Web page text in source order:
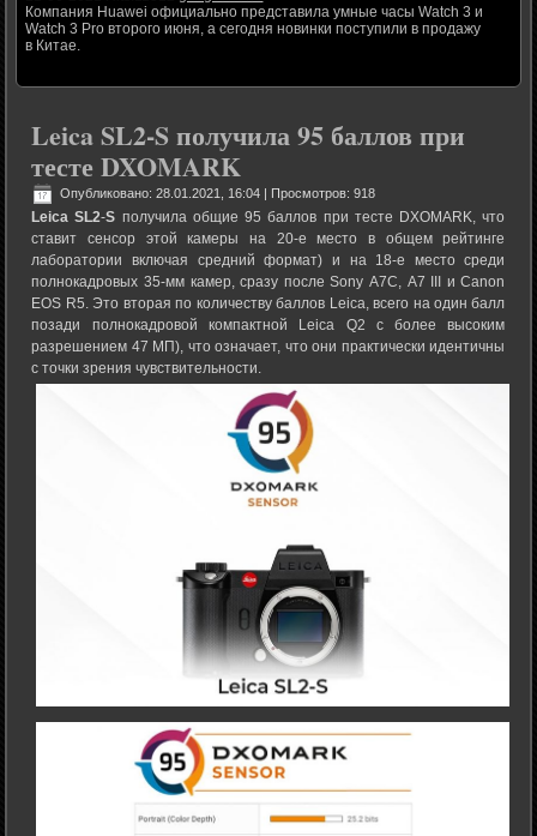
Компания Huawei официально представила умные часы Watch 3 и
Watch 3 Pro второго июня, а сегодня новинки поступили в продажу
в Китае.
Leica SL2-S получила 95 баллов при
тесте DXOMARK
Опубликовано: 28.01.2021, 16:04 | Просмотров: 918
Leica SL2-S получила общие 95 баллов при тесте DXOMARK, что
ставит сенсор этой камеры на 20-е место в общем рейтинге
лаборатории включая средний формат) и на 18-е место среди
полнокадровых 35-мм камер, сразу после Sony A7C, A7 III и Canon
EOS R5. Это вторая по количеству баллов Leica, всего на один балл
позади полнокадровой компактной Leica Q2 с более высоким
разрешением 47 МП), что означает, что они практически идентичны
с точки зрения чувствительности.